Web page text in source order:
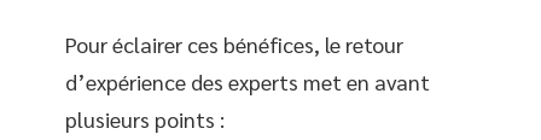
Pour éclairer ces bénéfices, le retour
d’expérience des experts met en avant
plusieurs points :